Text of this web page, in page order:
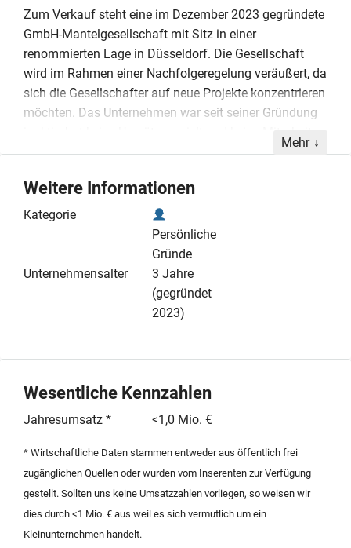
Zum Verkauf steht eine im Dezember 2023 gegründete
GmbH-Mantelgesellschaft mit Sitz in einer
renommierten Lage in Düsseldorf. Die Gesellschaft
wird im Rahmen einer Nachfolgeregelung veräußert, da
sich die Gesellschafter auf neue Projekte konzentrieren
möchten. Das Unternehmen war seit seiner Gründung
beschäftigt. Es bestehen keinerlei Verbindlichkeiten
eine Steuerkanzlei final aufbereitet, wobei eine
Bestätigung über die vollständige Schuldenfreiheit
zum Zeitpunkt der Übergabe garantiert wird. Auf dem
Geschäftskonto befindet sich ein Guthaben von circa
5.000 Euro, welches im Rahmen der Übernahme
übertragen wird. Dieses Angebot bietet eine ideale
Gelegenheit für einen schnellen Markteintritt im Raum
einen Notar. Der Kaufpreis versteht sich als
Geschäftsanteile im aktuellen Ist-Zustand, um eine
Liquidation der sauberen Gesellschaftsstruktur zu
vermeiden.
Mehr
Weitere Informationen
Kategorie
Persönliche
Gründe
Unternehmensalter
3 Jahre
(gegründet
2023)
Wesentliche Kennzahlen
Jahresumsatz * <1,0 Mio. €
* Wirtschaftliche Daten stammen entweder aus öffentlich frei
zugänglichen Quellen oder wurden vom Inserenten zur Verfügung
gestellt. Sollten uns keine Umsatzzahlen vorliegen, so weisen wir
dies durch <1 Mio. € aus weil es sich vermutlich um ein
Kleinunternehmen handelt.